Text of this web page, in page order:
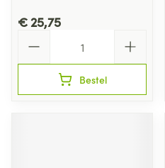
€ 25,75
Bestel